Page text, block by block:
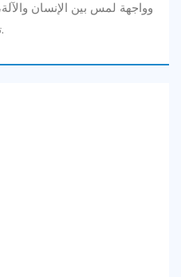
تشغيل الآلة بأكملها مريحًا وبديهيًا.